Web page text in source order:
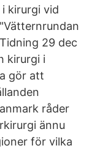
kirurgi vid
29 dec
kirurgi i
gör att
råder
ännu
för vilka